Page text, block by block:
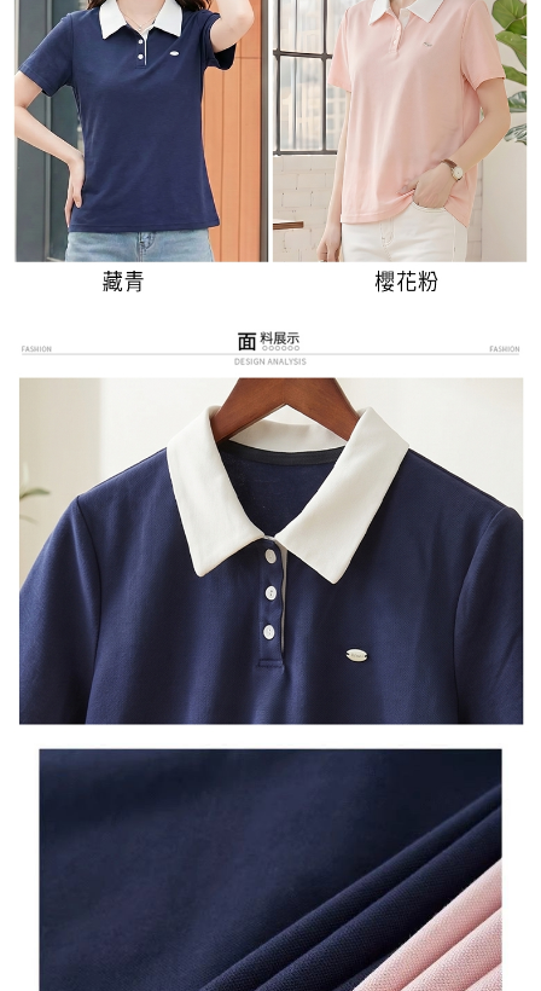
時審查核予不同之上限額度；若仍有額度不足之情形，本公司將視審查結果
請求用戶進行身份認證。
５．嚴禁一人註冊多個帳號或使用他人資訊註冊。若發現惡意使用之情形，
恩沛科技股份有限公司將有權停止該用戶之使用額度並採取法律行動。
離島-郵局寄送
每筆NT$90，滿NT$699(含以上)免運費